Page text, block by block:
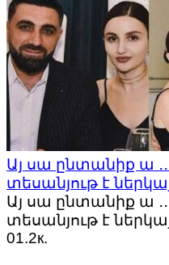
Այ սա ընտանիք ա
տեսանյութ է
Այ սա ընտանիք ա
տեսանյութ է
01.2к.